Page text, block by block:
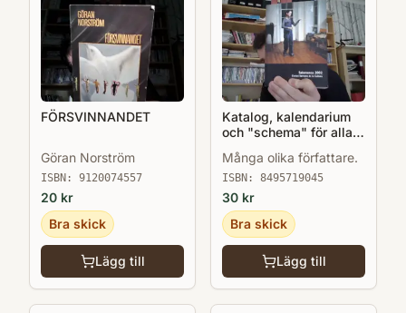
FÖRSVINNANDET
Göran Norström
ISBN: 9120074557
20 kr
Bra skick
Lägg till
Katalog, kalendarium
och "schema" för alla
Salamanca 2002 när
Salamanca var EU:s
kulturhuvudstad.
Många olika författare.
ISBN: 8495719045
30 kr
Bra skick
Lägg till